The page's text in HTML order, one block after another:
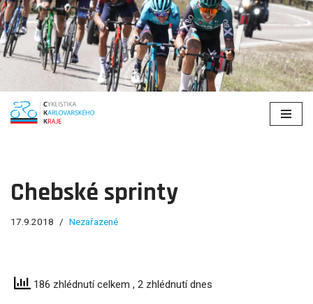
Přeskočit
na
Chebské sprinty
17.9.2018 Nezařazené
186 zhlédnutí celkem , 2 zhlédnutí dnes